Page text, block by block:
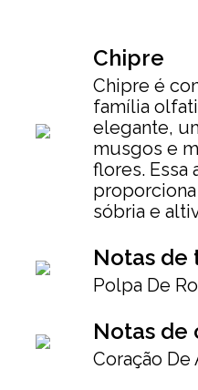
Chipre
Chipre é
família
elegante,
musgos e
flores. Essa
sóbria e
Notas de
Polpa De
Notas de
Coração De